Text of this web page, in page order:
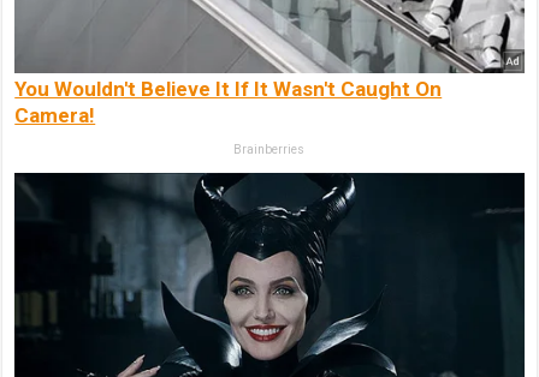
You Wouldn't Believe It If It Wasn't Caught On
Camera!
Brainberries